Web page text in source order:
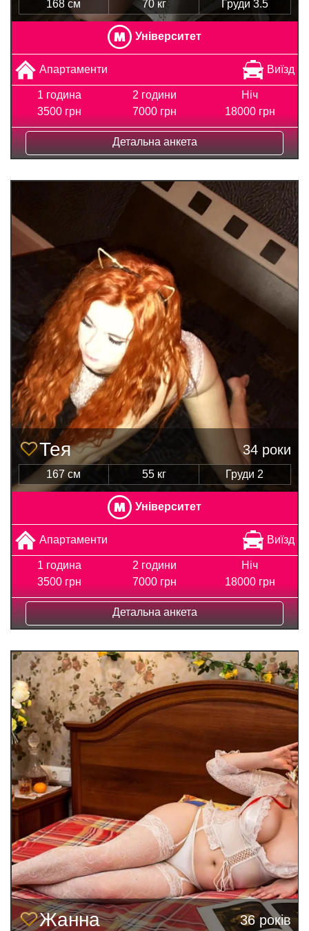
168 см 70 кг Груди 3.5
Університет
Апартаменти Виїзд
1 година
3500 грн
2 години
7000 грн
Ніч
18000 грн
Детальна анкета
Тея 34 роки
167 см 55 кг Груди 2
Університет
Апартаменти Виїзд
1 година
3500 грн
2 години
7000 грн
Ніч
18000 грн
Детальна анкета
Жанна 36 років